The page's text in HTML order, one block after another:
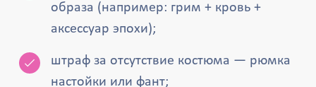
образа (например: грим + кровь +
аксессуар эпохи);
штраф за отсутствие костюма — рюмка
настойки или фант;